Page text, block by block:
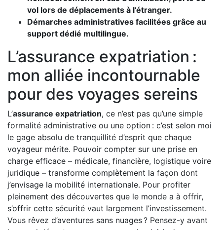
vol lors de déplacements à l’étranger.
Démarches administratives facilitées grâce au
support dédié multilingue.
L’assurance expatriation :
mon alliée incontournable
pour des voyages sereins
L’assurance expatriation, ce n’est pas qu’une simple
formalité administrative ou une option : c’est selon moi
le gage absolu de tranquillité d’esprit que chaque
voyageur mérite. Pouvoir compter sur une prise en
charge efficace – médicale, financière, logistique voire
juridique – transforme complètement la façon dont
j’envisage la mobilité internationale. Pour profiter
pleinement des découvertes que le monde a à offrir,
s’offrir cette sécurité vaut largement l’investissement.
Vous rêvez d’aventures sans nuages ? Pensez-y avant